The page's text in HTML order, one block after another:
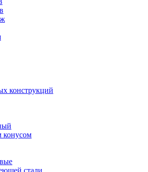
конструкций
конусом
стали